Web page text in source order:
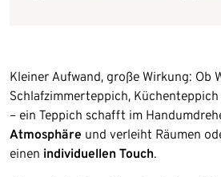
Kleiner Aufwand, große Wirkung: Ob
Schlafzimmerteppich,
– ein Teppich schafft im
Atmosphäre und verleiht Räumen
einen individuellen Touch.